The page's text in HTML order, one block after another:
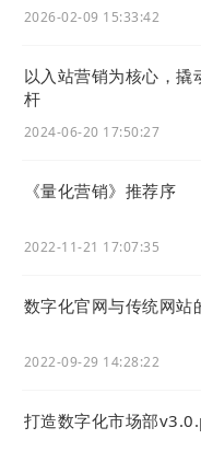
如果您希望向AI
提
义入口。
操作路径：后台 - 设
为了页面内容安全
2026-02-09 15:33:42
以入站营销为核心，撬
杆
2024-06-20 17:50:27
《量化营销》推荐序
2022-11-21 17:07:35
数字化官网与传统网站
2022-09-29 14:28:22
打造数字化市场部